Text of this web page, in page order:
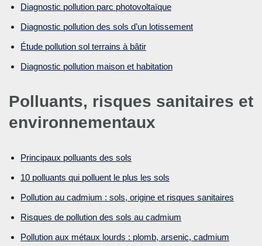
Diagnostic pollution parc photovoltaïque
Diagnostic pollution des sols d’un lotissement
Étude pollution sol terrains à bâtir
Diagnostic pollution maison et habitation
Polluants, risques sanitaires et
environnementaux
Principaux polluants des sols
10 polluants qui polluent le plus les sols
Pollution au cadmium : sols, origine et risques sanitaires
Risques de pollution des sols au cadmium
Pollution aux métaux lourds : plomb, arsenic, cadmium